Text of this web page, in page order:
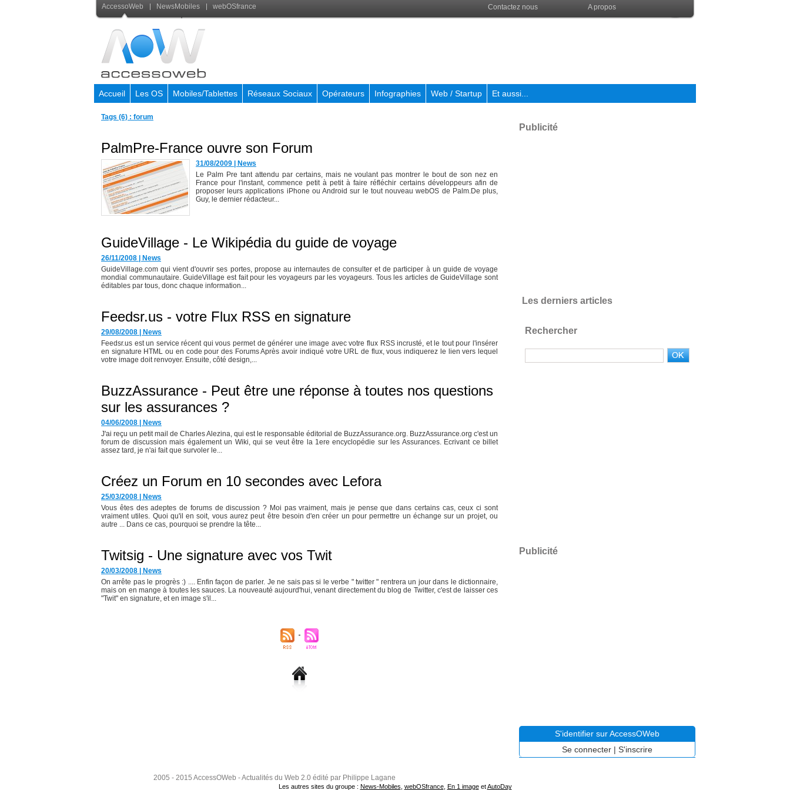
AccessoWeb NewsMobiles webOSfrance Contactez nous A propos
Accueil Les OS Mobiles/Tablettes Réseaux Sociaux Opérateurs Infographies Web / Startup Et aussi...
Tags (6) : forum
PalmPre-France ouvre son Forum
31/08/2009
News
Le Palm Pre tant attendu par certains, mais ne voulant pas montrer le bout de son nez en
France pour l'instant, commence petit à petit à faire réfléchir certains développeurs afin de
proposer leurs applications iPhone ou Android sur le tout nouveau webOS de Palm.De plus,
Guy, le dernier rédacteur...
GuideVillage - Le Wikipédia du guide de voyage
26/11/2008
News
GuideVillage.com qui vient d'ouvrir ses portes, propose au internautes de consulter et de participer à un guide de voyage
mondial communautaire. GuideVillage est fait pour les voyageurs par les voyageurs. Tous les articles de GuideVillage sont
éditables par tous, donc chaque information...
Feedsr.us - votre Flux RSS en signature
29/08/2008
News
Feedsr.us est un service récent qui vous permet de générer une image avec votre flux RSS incrusté, et le tout pour l'insérer
en signature HTML ou en code pour des Forums Après avoir indiqué votre URL de flux, vous indiquerez le lien vers lequel
votre image doit renvoyer. Ensuite, côté design,...
BuzzAssurance - Peut être une réponse à toutes nos questions
sur les assurances ?
04/06/2008
News
J'ai reçu un petit mail de Charles Alezina, qui est le responsable éditorial de BuzzAssurance.org. BuzzAssurance.org c'est un
forum de discussion mais également un Wiki, qui se veut être la 1ere encyclopédie sur les Assurances. Ecrivant ce billet
assez tard, je n'ai fait que survoler le...
Créez un Forum en 10 secondes avec Lefora
25/03/2008
News
Vous êtes des adeptes de forums de discussion ? Moi pas vraiment, mais je pense que dans certains cas, ceux ci sont
vraiment utiles. Quoi qu'il en soit, vous aurez peut être besoin d'en créer un pour permettre un échange sur un projet, ou
autre ... Dans ce cas, pourquoi se prendre la tête...
Twitsig - Une signature avec vos Twit
20/03/2008
News
On arrête pas le progrès :) .... Enfin façon de parler. Je ne sais pas si le verbe " twitter " rentrera un jour dans le dictionnaire,
mais on en mange à toutes les sauces. La nouveauté aujourd'hui, venant directement du blog de Twitter, c'est de laisser ces
"Twit" en signature, et en image s'il...
Publicité
Les derniers articles
Rechercher
Publicité
S'identifier sur AccessOWeb
Se connecter | S'inscrire
2005 - 2015 AccessOWeb - Actualités du Web 2.0 édité par Philippe Lagane
Les autres sites du groupe : News-Mobiles webOSfrance, En 1 imageetAutoDay